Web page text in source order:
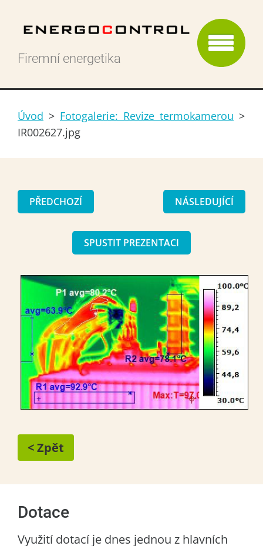
Firemní energetika
Úvod > Fotogalerie: Revize termokamerou >
IR002627.jpg
PŘEDCHOZÍ NÁSLEDUJÍCÍ
SPUSTIT PREZENTACI
< Zpět
Dotace
Využití dotací je dnes jednou z hlavních